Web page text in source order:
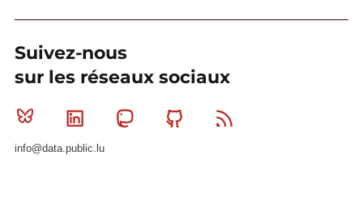
Suivez-nous
sur les réseaux sociaux
Bluesky Linkedin MastodonGithub
info@data.public.lu